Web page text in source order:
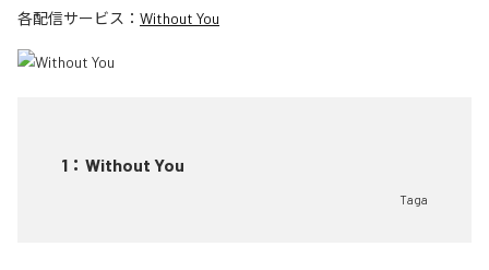
各配信サービス： Without You
1 ： Without You
Taga